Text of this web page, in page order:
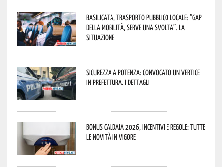
Basilicata, trasporto pubblico locale: “Gap
della mobilità, serve una svolta”. La
situazione
Sicurezza a Potenza: convocato un vertice
in Prefettura. I dettagli
Bonus caldaia 2026, incentivi e regole: tutte
le novità in vigore